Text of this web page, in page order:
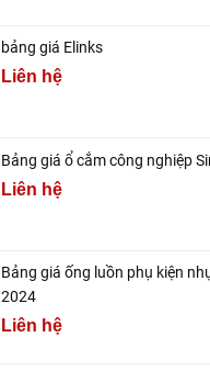
bảng giá Elinks
Liên hệ
Bảng giá ổ cắm công nghiệp
Liên hệ
Bảng giá ống luồn phụ kiện
2024
Liên hệ